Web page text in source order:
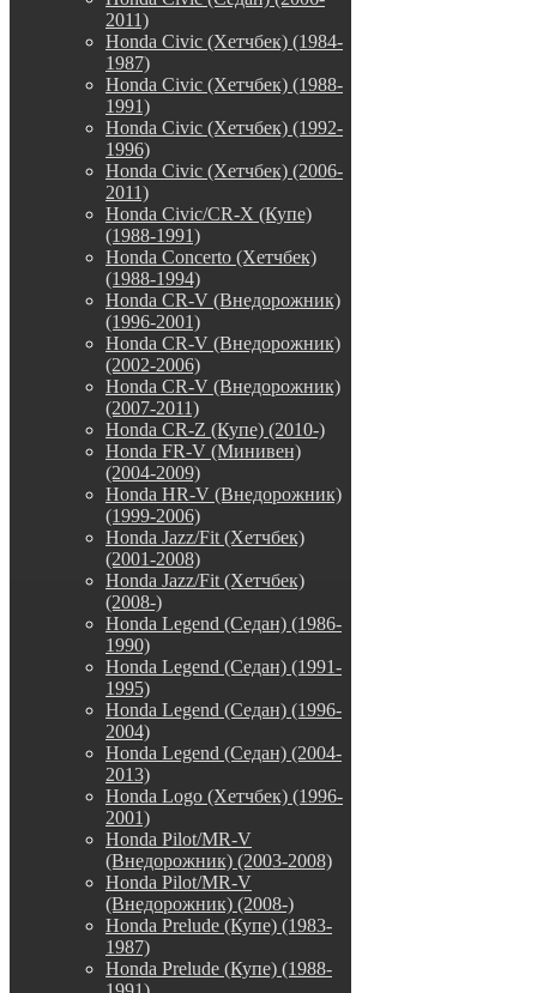
2011)
Honda Civic (Хетчбек) (1984-
1987)
Honda Civic (Хетчбек) (1988-
1991)
Honda Civic (Хетчбек) (1992-
1996)
Honda Civic (Хетчбек) (2006-
2011)
Honda Civic/CR-X (Купе)
(1988-1991)
Honda Concerto (Хетчбек)
(1988-1994)
Honda CR-V (Внедорожник)
(1996-2001)
Honda CR-V (Внедорожник)
(2002-2006)
Honda CR-V (Внедорожник)
(2007-2011)
Honda CR-Z (Купе) (2010-)
Honda FR-V (Минивен)
(2004-2009)
Honda HR-V (Внедорожник)
(1999-2006)
Honda Jazz/Fit (Хетчбек)
(2001-2008)
Honda Jazz/Fit (Хетчбек)
(2008-)
Honda Legend (Седан) (1986-
1990)
Honda Legend (Седан) (1991-
1995)
Honda Legend (Седан) (1996-
2004)
Honda Legend (Седан) (2004-
2013)
Honda Logo (Хетчбек) (1996-
2001)
Honda Pilot/MR-V
(Внедорожник) (2003-2008)
Honda Pilot/MR-V
(Внедорожник) (2008-)
Honda Prelude (Купе) (1983-
1987)
Honda Prelude (Купе) (1988-